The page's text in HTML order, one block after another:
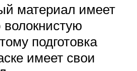
материал имеет
подготовка
имеет свои